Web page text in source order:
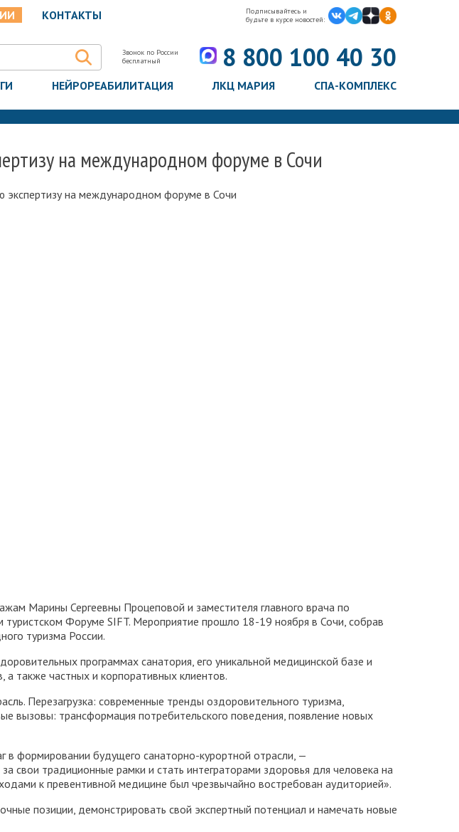
КОНТАКТЫ
Подписывайтесь и
будьте в курсе новостей:
Звонок по России
бесплатный
8 800 100 40 30
НЕЙРОРЕАБИЛИТАЦИЯ ЛКЦ МАРИЯ СПА-КОМПЛЕКС
на международном форуме в Сочи
экспертизу на международном форуме в Сочи
Марины Сергеевны Процеповой и заместителя главного врача по
Форуме SIFT. Мероприятие прошло 18-19 ноября в Сочи, собрав
туризма России.
программах санатория, его уникальной медицинской базе и
также частных и корпоративных клиентов.
Перезагрузка: современные тренды оздоровительного туризма,
вызовы: трансформация потребительского поведения, появление новых
формировании будущего санаторно-курортной отрасли, —
свои традиционные рамки и стать интеграторами здоровья для человека на
к превентивной медицине был чрезвычайно востребован аудиторией».
позиции, демонстрировать свой экспертный потенциал и намечать новые